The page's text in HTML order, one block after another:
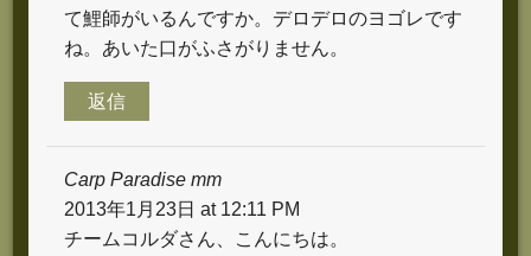
て鯉師がいるんですか。デロデロのヨゴレです
ね。あいた口がふさがりません。
返信
Carp Paradise mm
2013年1月23日 at 12:11 PM
チームコルダさん、こんにちは。